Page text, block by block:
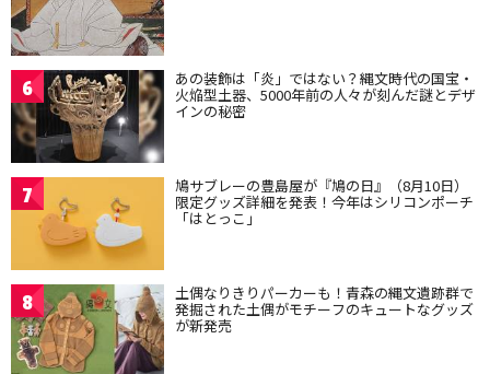
6 あの装飾は「炎」ではない？縄文時代の国宝・
火焔型土器、5000年前の人々が刻んだ謎とデザ
インの秘密
7 鳩サブレーの豊島屋が『鳩の日』（8月10日）
限定グッズ詳細を発表！今年はシリコンポーチ
「はとっこ」
8 土偶なりきりパーカーも！青森の縄文遺跡群で
発掘された土偶がモチーフのキュートなグッズ
が新発売